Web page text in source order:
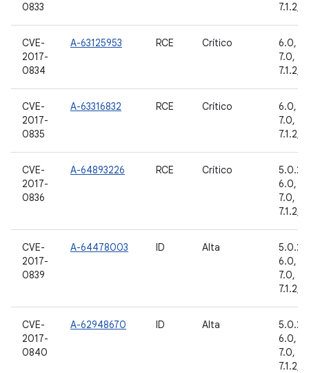
0833
7.1.2,
CVE-
2017-
0834
A-63125953 RCE Crítico
6.0,
7.0,
7.1.2,
CVE-
2017-
0835
A-63316832 RCE Crítico
6.0,
7.0,
7.1.2,
CVE-
2017-
0836
A-64893226 RCE Crítico
5.0.2,
6.0,
7.0,
7.1.2,
CVE-
2017-
0839
A-64478003 ID Alta
5.0.2,
6.0,
7.0,
7.1.2,
CVE-
2017-
0840
A-62948670 ID Alta
5.0.2,
6.0,
7.0,
7.1.2,